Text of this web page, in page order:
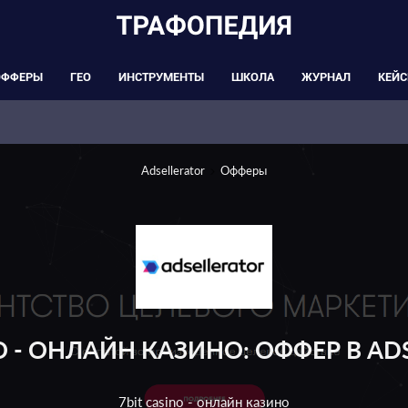
ГЕО ИНСТРУМЕНТЫ ШКОЛА ЖУРНАЛ
Adsellerator Офферы
- ОНЛАЙН КАЗИНО: ОФФЕР В
7bit casino - онлайн казино